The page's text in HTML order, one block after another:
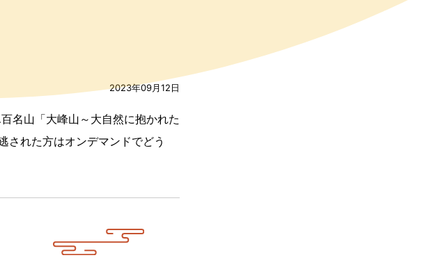
2023年09月12日
名山「大峰山～大自然に抱かれた
された方はオンデマンドでどう